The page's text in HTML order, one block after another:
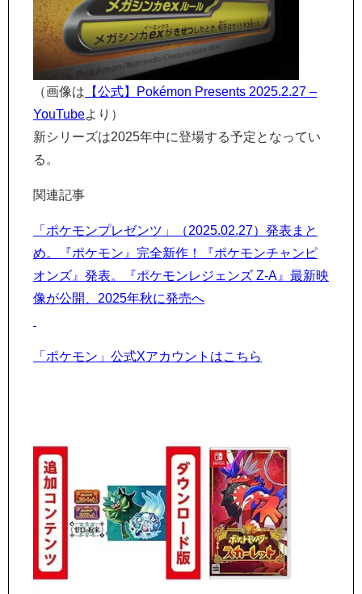
（画像は 【公式】Pokémon Presents 2025.2.27 –
YouTube より）
新シリーズは2025年中に登場する予定となってい
る。
関連記事
「ポケモンプレゼンツ」（2025.02.27）発表まと
め。『ポケモン』完全新作！『ポケモンチャンピ
オンズ』発表。『ポケモンレジェンズ Z-A』最新映
像が公開、2025年秋に発売へ
「ポケモン」公式Xアカウントはこちら